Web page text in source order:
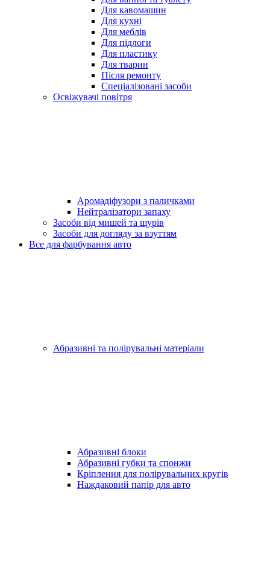
Для кавомашин
Для кухні
Для меблів
Для підлоги
Для пластику
Для тварин
Після ремонту
Спеціалізовані засоби
Освіжувачі повітря
Аромадіфузори з паличками
Нейтралізатори запаху
Засоби від мишей та щурів
Засоби для догляду за взуттям
Все для фарбування авто
Абразивні та полірувальні матеріали
Абразивні блоки
Абразивні губки та спонжи
Кріплення для полірувальних кругів
Наждаковий папір для авто